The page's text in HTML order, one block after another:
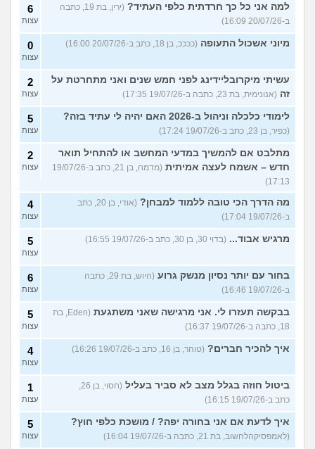
למה אני כל כך חרדתית כלפי העתיד?
(ירין, בת 19, כתבה
ב-20/07/26 16:09)
6
עצות
מיוני אשכול התעופה (ככככ, בן 18, כתב ב-20/07/26 16:00) 0
עצות
עשיתי מיקרובליידינג לפני חמש שנים ואני מתחרטת על
זה (אנונימית, בת 23, כתבה ב-19/07/26 17:35)
2
עצות
לימודי כלכלה וניהול ב-2026 האם יהיה לי עתיד בזה?
(כפיר, בן 23, כתב ב-19/07/26 17:24)
5
עצות
מתלבט אם להמשיך במדעי המחשב או להתחיל תואר
חדש – אשמח לעצה אמיתית
(מדמח, בן 21, כתב ב-19/07/26
17:13)
2
עצות
מה הדרך הכי טובה ללמוד למבחן?
(אודי, בן 20, כתב
ב-19/07/26 17:04)
4
עצות
מרגיש אבוד... (בדוי 30, בן 30, כתב ב-19/07/26 16:55) 5
עצות
בחור עם יותר נסיון מנשק גרוע
(היוש, בת 29, כתבה
ב-19/07/26 16:46)
6
עצות
בבקשה תעזרו לי. אני מרגישה שאני משתגעת
(Eden, בת
18, כתבה ב-19/07/26 16:37)
5
עצות
איך להכיר חברים? (טוהר, בן 16, כתב ב-19/07/26 16:26) 4
עצות
ביטול חוזה בגלל מצב לא סביר בעליל
כתב ב-19/07/26 16:15)
1
עצות
איך לדעת אם אני בחורה יפה? / מושכת כלפי חוץ?
(לאמפסיקהלחשוב, בת 21, כתבה ב-19/07/26 16:04)
5
עצות